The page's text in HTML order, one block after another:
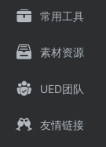
常用工具
素材资源
UED团队
友情链接